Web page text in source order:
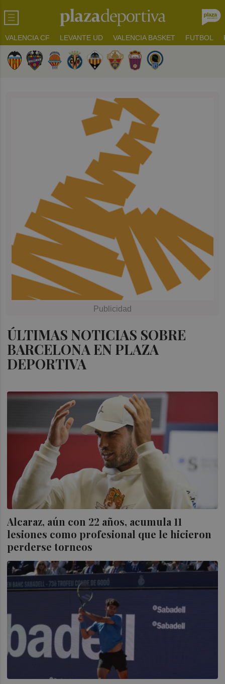
VALENCIA CF LEVANTE UD VALENCIA BASKET FUTBOL
ÚLTIMAS NOTICIAS SOBRE
BARCELONA EN PLAZA
DEPORTIVA
Alcaraz, aún con 22 años, acumula 11
lesiones como profesional que le hicieron
perderse torneos